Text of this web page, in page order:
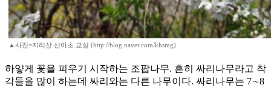
▲사진=지리산 산야초 교실 (http://blog.naver.com/khsmg)
하얗게 꽃을 피우기 시작하는 조팝나무. 흔히 싸리나무라고 착
각들을 많이 하는데 싸리와는 다른 나무이다. 싸리나무는 7∼8